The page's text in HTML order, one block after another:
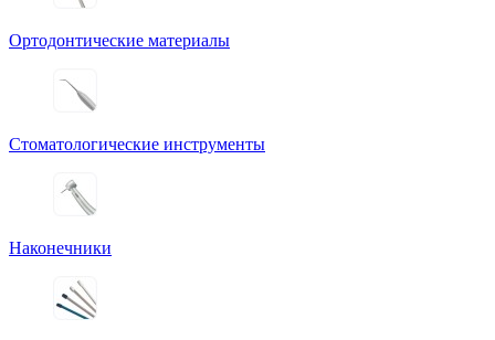
Ортодонтические материалы
Стоматологические инструменты
Наконечники